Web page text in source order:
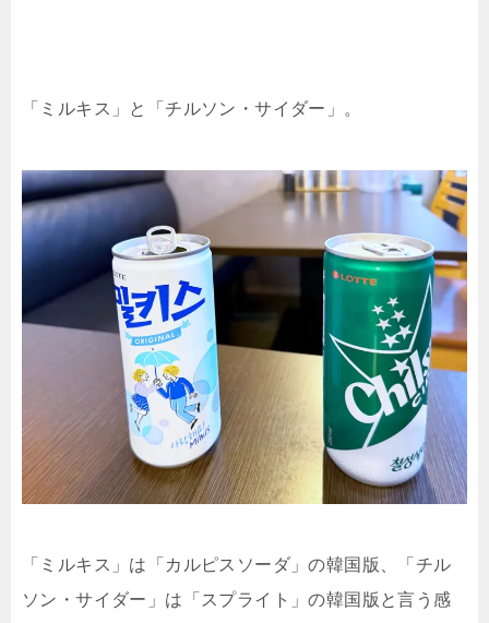
「ミルキス」と「チルソン・サイダー」。
「ミルキス」は「カルピスソーダ」の韓国版、「チル
ソン・サイダー」は「スプライト」の韓国版と言う感